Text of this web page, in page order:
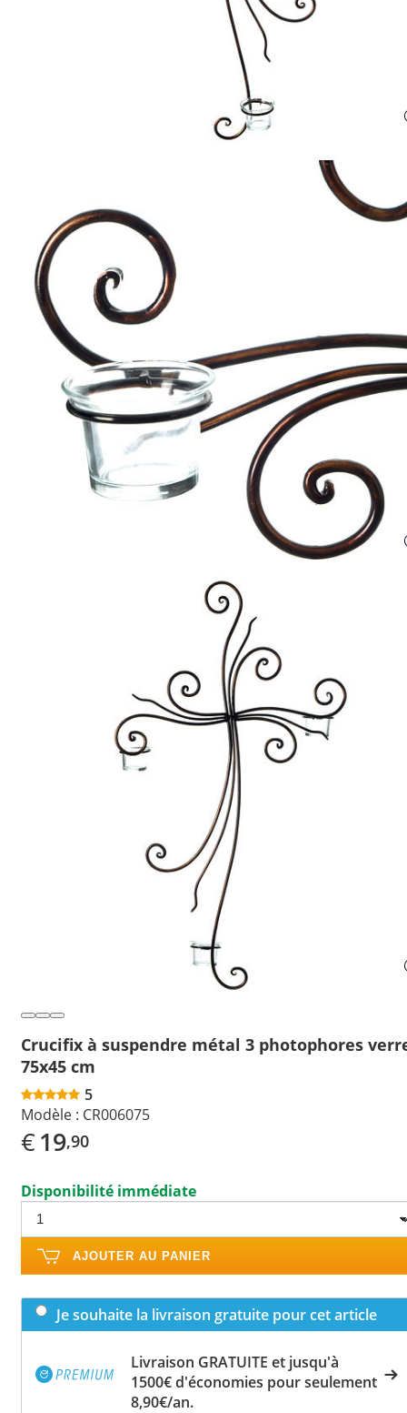
Crucifix à suspendre métal 3 photophores
75x45 cm
5
Modèle : CR006075
€19,90
Disponibilité immédiate
AJOUTER AU PANIER
Je souhaite la livraison gratuite pour cet article
Livraison GRATUITE et jusqu'à
1500€ d'économies pour seulement
8,90€/an.